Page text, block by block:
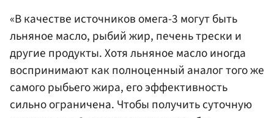
«В качестве источников омега-3 могут быть
льняное масло, рыбий жир, печень трески и
другие продукты. Хотя льняное масло иногда
воспринимают как полноценный аналог того же
самого рыбьего жира, его эффективность
сильно ограничена. Чтобы получить суточную